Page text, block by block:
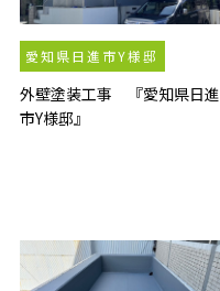
愛知県日進市Y様邸
外壁塗装工事 『愛知県日進
市Y様邸』